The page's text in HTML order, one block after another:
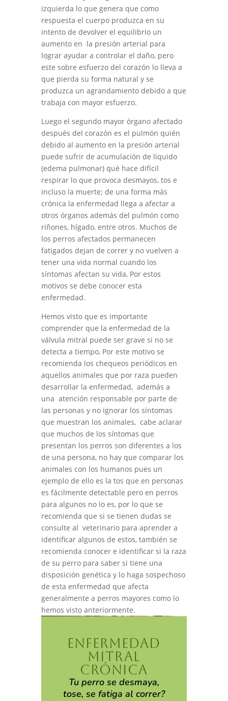
izquierda lo que genera que como
respuesta el cuerpo produzca en su
intento de devolver el equilibrio un
aumento en la presión arterial para
lograr ayudar a controlar el daño, pero
este sobre esfuerzo del corazón lo lleva a
que pierda su forma natural y se
produzca un agrandamiento debido a que
trabaja con mayor esfuerzo.
Luego el segundo mayor órgano afectado
después del corazón es el pulmón quién
debido al aumento en la presión arterial
puede sufrir de acumulación de liquido
(edema pulmonar) qué hace difícil
respirar lo que provoca desmayos, tos e
incluso la muerte; de una forma más
crónica la enfermedad llega a afectar a
otros órganos además del pulmón como
riñones, hígado, entre otros. Muchos de
los perros afectados permanecen
fatigados dejan de correr y no vuelven a
tener una vida normal cuando los
síntomas afectan su vida, Por estos
motivos se debe conocer esta
enfermedad.
Hemos visto que es importante
comprender que la enfermedad de la
válvula mitral puede ser grave si no se
detecta a tiempo, Por este motivo se
recomienda los chequeos periódicos en
aquellos animales que por raza pueden
desarrollar la enfermedad, además a
una atención responsable por parte de
las personas y no ignorar los síntomas
que muestran los animales, cabe aclarar
que muchos de los síntomas que
presentan los perros son diferentes a los
de una persona, no hay que comparar los
animales con los humanos pues un
ejemplo de ello es la tos que en personas
es fácilmente detectable pero en perros
para algunos no lo es, por lo que se
recomienda que si se tienen dudas se
consulte al veterinario para aprender a
identificar algunos de estos, también se
recomienda conocer e identificar si la raza
de su perro para saber si tiene una
disposición genética y lo haga sospechoso
de esta enfermedad que afecta
generalmente a perros mayores como lo
hemos visto anteriormente.
ENFERMEDAD
MITRAL
CRÓNICA
Tu perro se desmaya,
tose, se fatiga al correr?